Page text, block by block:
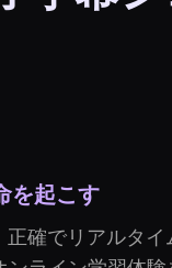
を起こす
確でリアルタイ